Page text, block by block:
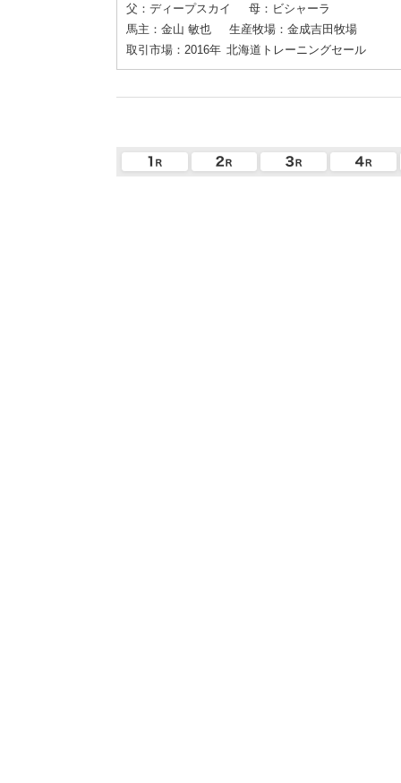
父：ディープスカイ
母：ビシャーラ
馬主：金山 敏也
生産牧場：金成吉田牧場
取引市場：2016年 北海道トレーニングセール